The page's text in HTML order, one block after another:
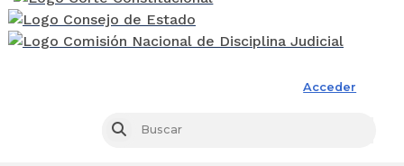
Acceder
Buscar